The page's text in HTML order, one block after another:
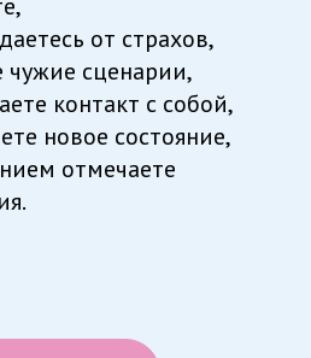
от страхов,
чужие сценарии,
контакт с собой,
новое состояние,
отмечаете